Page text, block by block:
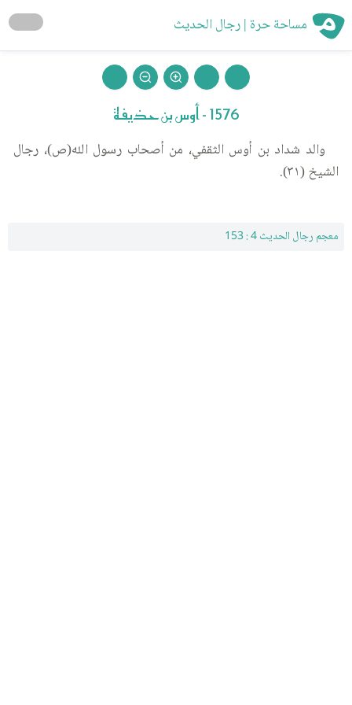
مساحة حرة | رجال الحديث
1576 - أوس بن حذيفة
والد شداد بن أوس الثقفي، من أصحاب رسول الله(ص)، رجال
الشيخ (٣١).
معجم رجال الحديث 4 : 153